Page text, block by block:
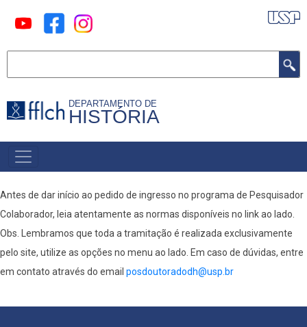
para
DEPARTAMENTO DE
HISTÓRIA
MAIN
MENU
Antes de dar início ao pedido de ingresso no programa de Pesquisador
Colaborador, leia atentamente as normas disponíveis no link ao lado.
Obs. Lembramos que toda a tramitação é realizada exclusivamente
pelo site, utilize as opções no menu ao lado. Em caso de dúvidas, entre
em contato através do email posdoutoradodh@usp.br